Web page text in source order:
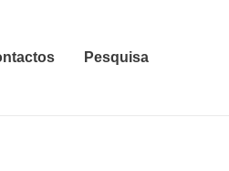
Pesquisa